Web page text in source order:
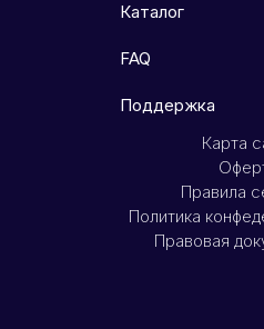
Каталог
FAQ
Поддержка
Карта
Правила
Политика
Правовая